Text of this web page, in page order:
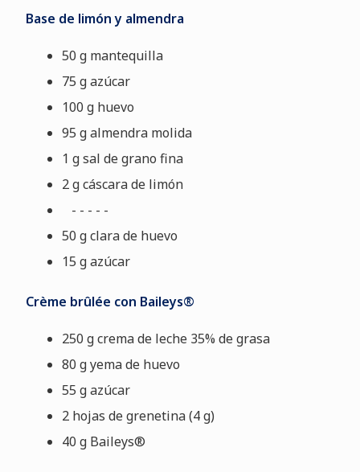
Base de limón y almendra
50 g mantequilla
75 g azúcar
100 g huevo
95 g almendra molida
1 g sal de grano fina
2 g cáscara de limón
- - - - -
50 g clara de huevo
15 g azúcar
Crème brûlée con Baileys®
250 g crema de leche 35% de grasa
80 g yema de huevo
55 g azúcar
2 hojas de grenetina (4 g)
40 g Baileys®